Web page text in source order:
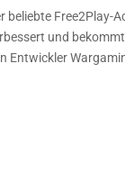
beliebte Free2Play-
und
Entwickler